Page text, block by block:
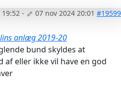
19:52 - 07 nov 2024 20:01 #19599
anlæg 2019-20
bund skyldes at
af eller ikke vil have en god